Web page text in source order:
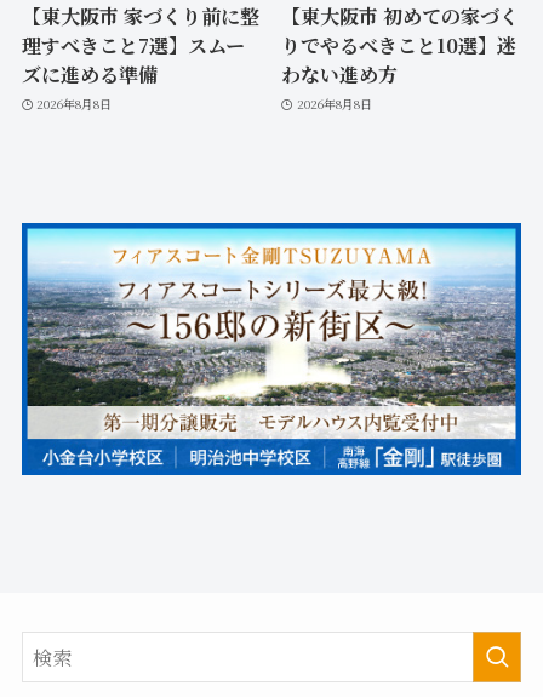
【東大阪市 家づくり前に整
理すべきこと7選】スムー
ズに進める準備
2026年8月8日
【東大阪市 初めての家づく
りでやるべきこと10選】迷
わない進め方
2026年8月8日